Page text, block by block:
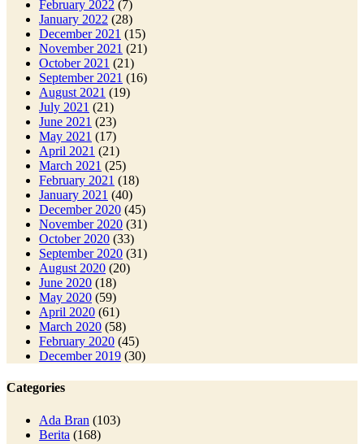
February 2022 (7)
January 2022 (28)
December 2021 (15)
November 2021 (21)
October 2021 (21)
September 2021 (16)
August 2021 (19)
July 2021 (21)
June 2021 (23)
May 2021 (17)
April 2021 (21)
March 2021 (25)
February 2021 (18)
January 2021 (40)
December 2020 (45)
November 2020 (31)
October 2020 (33)
September 2020 (31)
August 2020 (20)
June 2020 (18)
May 2020 (59)
April 2020 (61)
March 2020 (58)
February 2020 (45)
December 2019 (30)
Categories
Ada Bran (103)
Berita (168)